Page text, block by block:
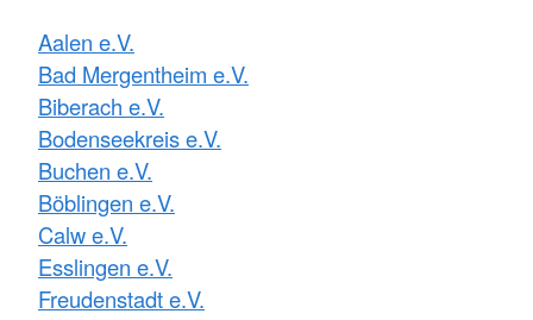
Aalen e.V.
Bad Mergentheim e.V.
Biberach e.V.
Bodenseekreis e.V.
Buchen e.V.
Böblingen e.V.
Calw e.V.
Esslingen e.V.
Freudenstadt e.V.